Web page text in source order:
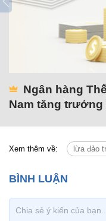
Ngân hàng
Nam tăng trưởng
Xem thêm về: lừa đảo